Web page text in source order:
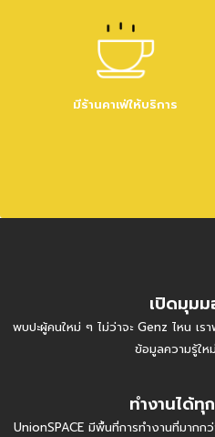
เวิร์คช็อปพูดคุยแลกเปลี่ยน
มีร้านคาเฟ่ให้บริการ
เปิดมุมม
พบปะผู้คนใหม่ ๆ ไม่ว่าจะ Genz ไหน เ
ข้อมูลความรู้ให
ทำงานได้ทุ
UnionSPACE มีพื้นที่การทำงานที่มากก